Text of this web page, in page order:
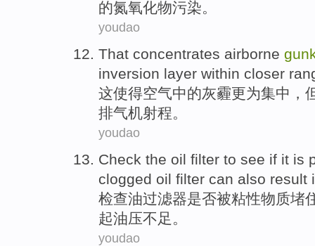
的氮氧化物污染。
youdao
That concentrates airborne
inversion layer within closer
这使得空气中的灰霾更为集中 ，
排气机射程。
youdao
Check the oil filter to see if it is
clogged oil filter can also result
检查油过滤器是否被粘性物质堵
起油压不足。
youdao